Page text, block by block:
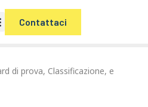
Contattaci
di prova, Classificazione, e